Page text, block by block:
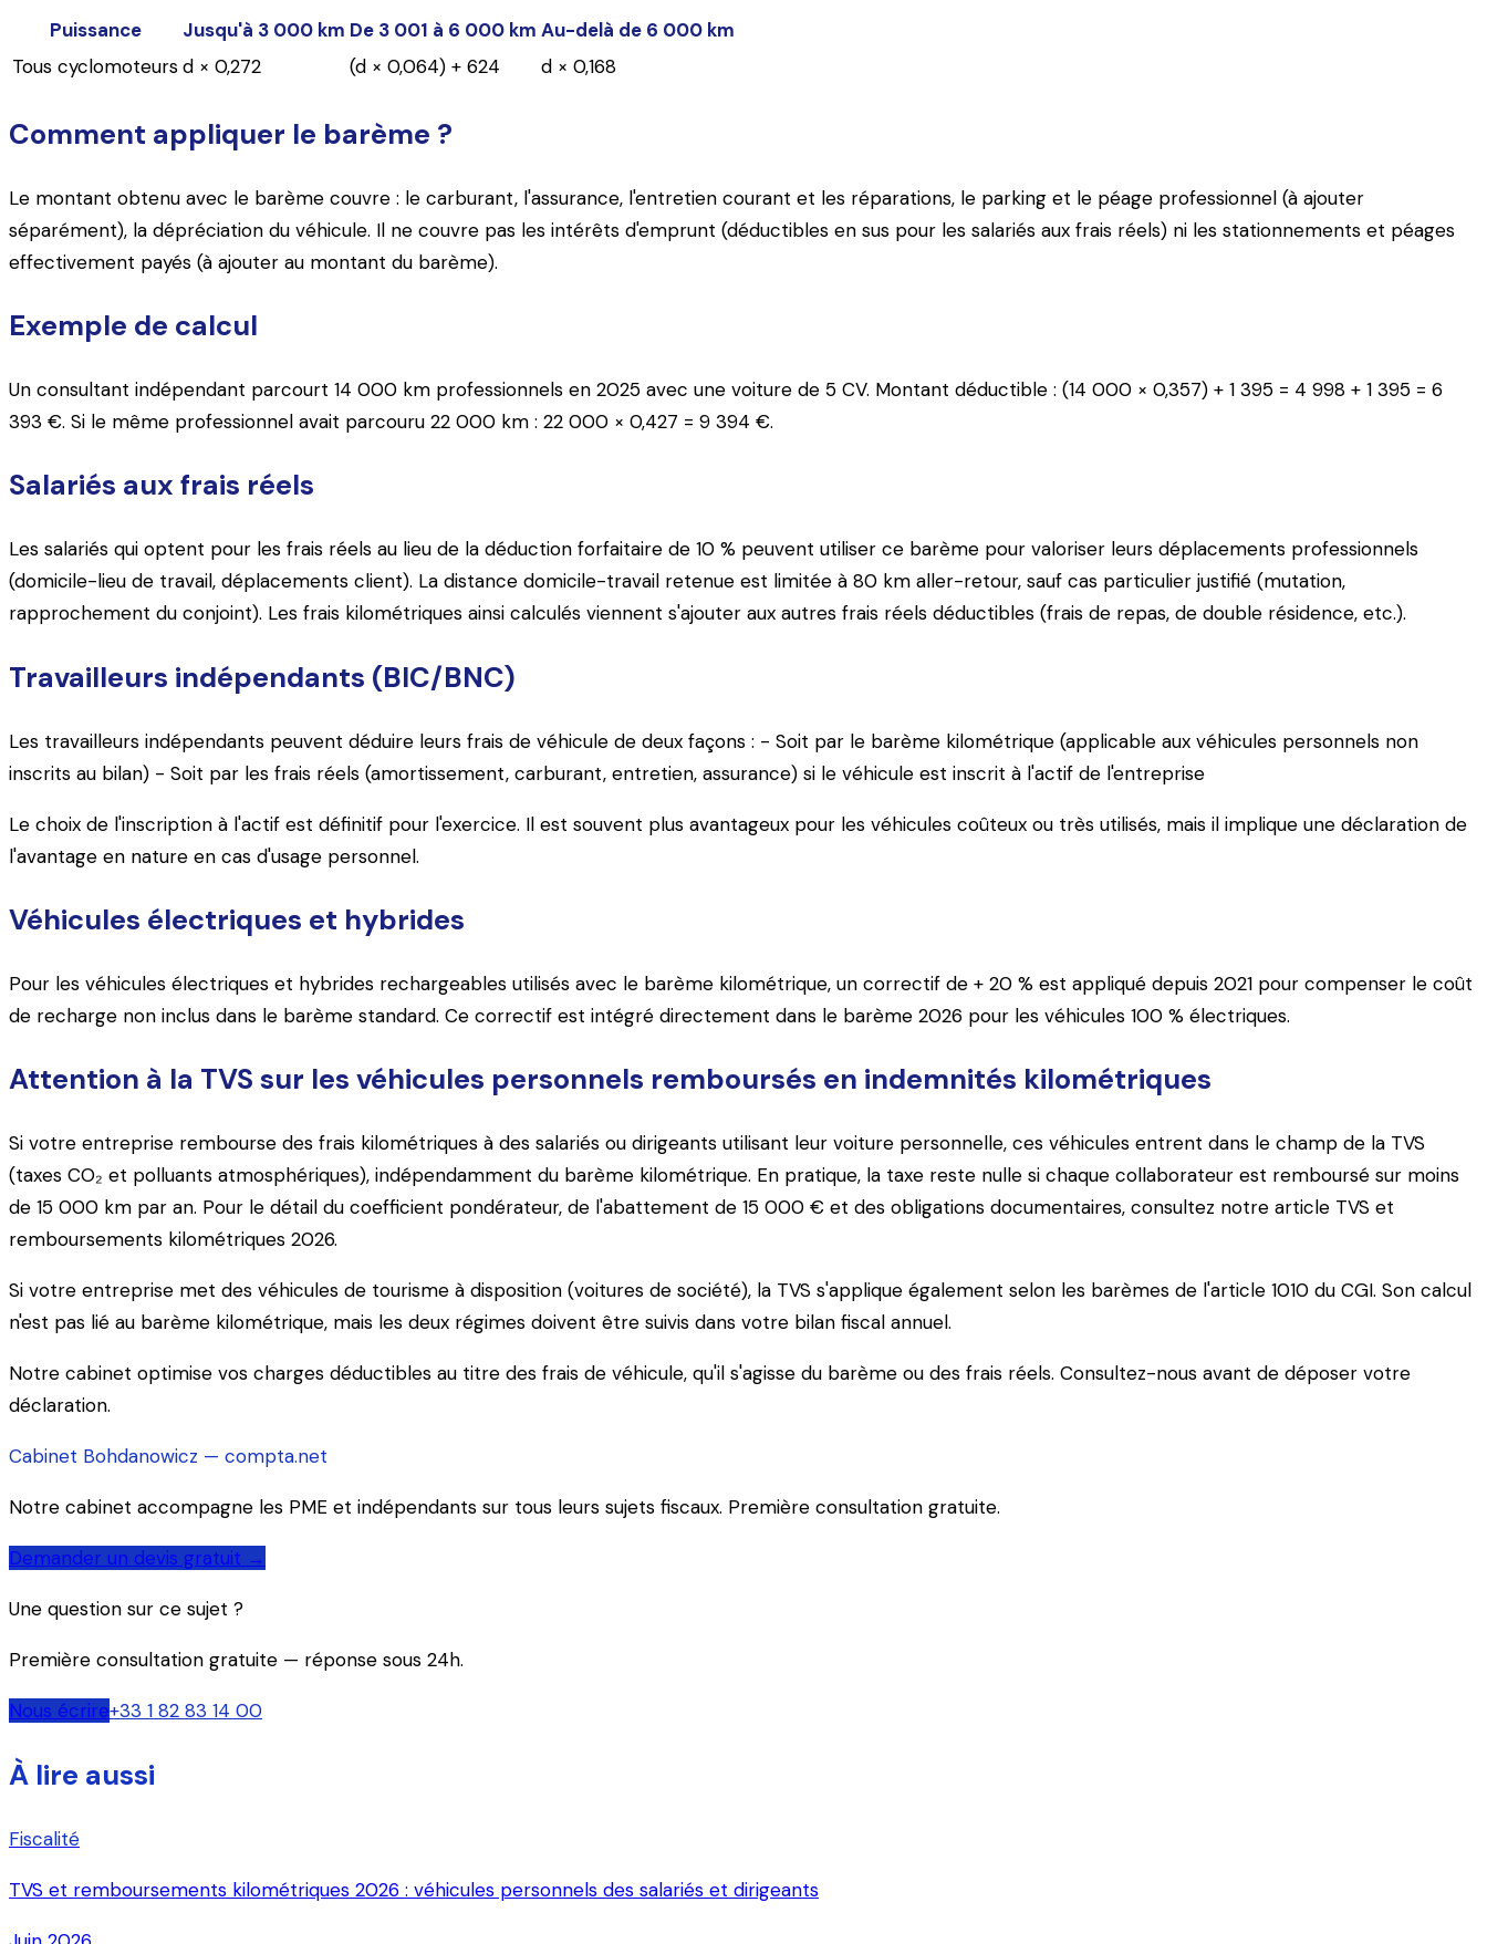
Puissance Jusqu'à 3 000 km De 3 001 à 6 000 km Au-delà de 6 000 km
Tous cyclomoteursd × 0,272 (d × 0,064) + 624 d × 0,168
Comment appliquer le barème ?
Le montant obtenu avec le barème couvre : le carburant, l'assurance, l'entretien courant et les réparations, le parking et le péage professionnel (à ajouter
séparément), la dépréciation du véhicule. Il ne couvre pas les intérêts d'emprunt (déductibles en sus pour les salariés aux frais réels) ni les stationnements et péages
effectivement payés (à ajouter au montant du barème).
Exemple de calcul
Un consultant indépendant parcourt 14 000 km professionnels en 2025 avec une voiture de 5 CV. Montant déductible : (14 000 × 0,357) + 1 395 = 4 998 + 1 395 = 6
393 €. Si le même professionnel avait parcouru 22 000 km : 22 000 × 0,427 = 9 394 €.
Salariés aux frais réels
Les salariés qui optent pour les frais réels au lieu de la déduction forfaitaire de 10 % peuvent utiliser ce barème pour valoriser leurs déplacements professionnels
(domicile-lieu de travail, déplacements client). La distance domicile-travail retenue est limitée à 80 km aller-retour, sauf cas particulier justifié (mutation,
rapprochement du conjoint). Les frais kilométriques ainsi calculés viennent s'ajouter aux autres frais réels déductibles (frais de repas, de double résidence, etc.).
Travailleurs indépendants (BIC/BNC)
Les travailleurs indépendants peuvent déduire leurs frais de véhicule de deux façons : - Soit par le barème kilométrique (applicable aux véhicules personnels non
inscrits au bilan) - Soit par les frais réels (amortissement, carburant, entretien, assurance) si le véhicule est inscrit à l'actif de l'entreprise
Le choix de l'inscription à l'actif est définitif pour l'exercice. Il est souvent plus avantageux pour les véhicules coûteux ou très utilisés, mais il implique une déclaration de
l'avantage en nature en cas d'usage personnel.
Véhicules électriques et hybrides
Pour les véhicules électriques et hybrides rechargeables utilisés avec le barème kilométrique, un correctif de + 20 % est appliqué depuis 2021 pour compenser le coût
de recharge non inclus dans le barème standard. Ce correctif est intégré directement dans le barème 2026 pour les véhicules 100 % électriques.
Attention à la TVS sur les véhicules personnels remboursés en indemnités kilométriques
Si votre entreprise rembourse des frais kilométriques à des salariés ou dirigeants utilisant leur voiture personnelle, ces véhicules entrent dans le champ de la TVS
(taxes CO₂ et polluants atmosphériques), indépendamment du barème kilométrique. En pratique, la taxe reste nulle si chaque collaborateur est remboursé sur moins
de 15 000 km par an. Pour le détail du coefficient pondérateur, de l'abattement de 15 000 € et des obligations documentaires, consultez notre article TVS et
remboursements kilométriques 2026.
Si votre entreprise met des véhicules de tourisme à disposition (voitures de société), la TVS s'applique également selon les barèmes de l'article 1010 du CGI. Son calcul
n'est pas lié au barème kilométrique, mais les deux régimes doivent être suivis dans votre bilan fiscal annuel.
Notre cabinet optimise vos charges déductibles au titre des frais de véhicule, qu'il s'agisse du barème ou des frais réels. Consultez-nous avant de déposer votre
déclaration.
Cabinet Bohdanowicz — compta.net
Notre cabinet accompagne les PME et indépendants sur tous leurs sujets fiscaux. Première consultation gratuite.
Demander un devis gratuit →
Une question sur ce sujet ?
Première consultation gratuite — réponse sous 24h.
Nous écrire+33 1 82 83 14 00
À lire aussi
Fiscalité
TVS et remboursements kilométriques 2026 : véhicules personnels des salariés et dirigeants